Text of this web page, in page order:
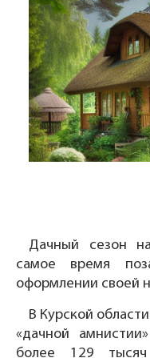
Дачный сезон
самое время
оформлении своей
В Курской
«дачной
более 129 тысяч